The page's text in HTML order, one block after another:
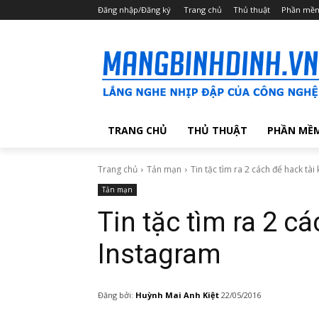
Đăng nhập/Đăng ký Trang chủ Thủ thuật Phần
TRANG CHỦ THỦ THUẬT PHẦN
Trang chủ Tản mạn Tin tặc tìm ra 2 cách để hack tài
Tản mạn
Tin tặc tìm ra 2
Instagram
Đăng bởi: Huỳnh Mai Anh Kiệt 22/05/2016